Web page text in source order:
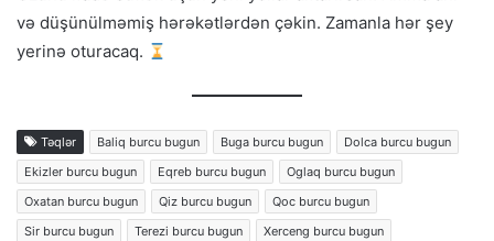
və düşünülməmiş hərəkətlərdən çəkin. Zamanla hər şey
yerinə oturacaq.
Təqlər Baliq burcu bugun Buga burcu bugun
Dolca burcu bugun
Ekizler burcu bugun
Eqreb burcu bugun
Oglaq burcu bugun
Oxatan burcu bugun
Qiz burcu bugun
Qoc burcu bugun
Sir burcu bugun
Terezi burcu bugun Xerceng burcu bugun